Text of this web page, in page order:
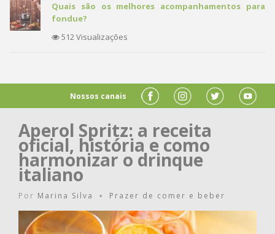
Quais são os melhores acompanhamentos para
fondue?
512 Visualizações
Nossos canais
Aperol Spritz: a receita
oficial, história e como
harmonizar o drinque
italiano
Por Marina Silva • Prazer de comer e beber